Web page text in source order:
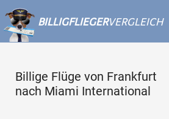
BILLIGFLIEGERVERGLEICH
Billige Flüge von Frankfurt
nach Miami International